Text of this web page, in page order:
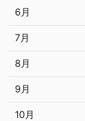
6月
7月
8月
9月
10月